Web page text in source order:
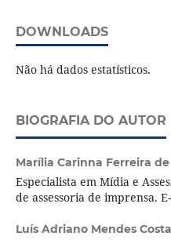
DOWNLOADS
Não há dados estatísticos.
BIOGRAFIA DO AUTOR
Marília Carinna Ferreira
Especialista em Mídia e
de assessoria de imprensa.
Luís Adriano Mendes Costa